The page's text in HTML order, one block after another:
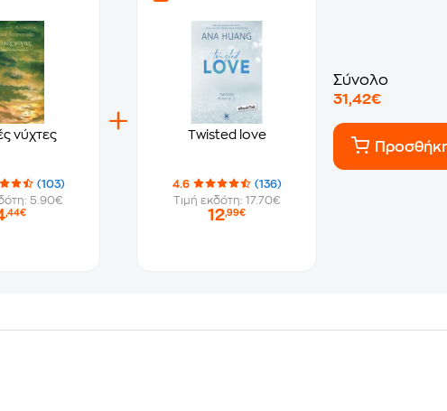
νύχτες
(103)
5.90€
,44€
Twisted love
4.6
(136)
Τιμή εκδότη: 17.70€
12,99€
Σύνολο
31,42€